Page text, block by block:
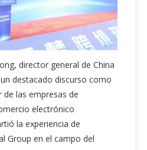
director general de China
destacado discurso como
las empresas de
electrónico
la experiencia de
Group en el campo del